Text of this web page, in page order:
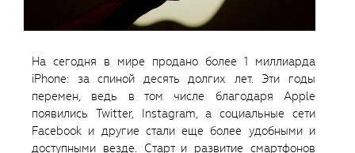
На сегодня в мире продано более 1 миллиарда
iPhone: за спиной десять долгих лет. Эти годы
перемен, ведь в том числе благодаря Apple
появились Twitter, Instagram, а социальные сети
Facebook и другие стали еще более удобными и
доступными везде. Старт и развитие смартфонов